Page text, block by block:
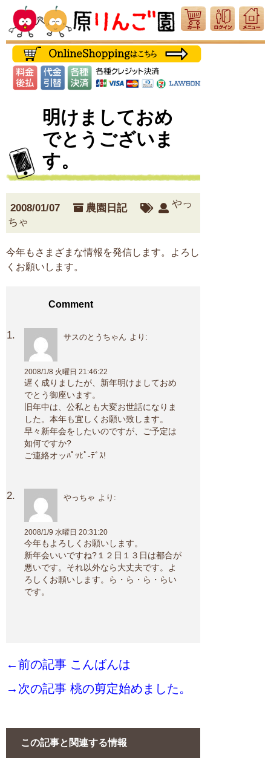
明けましておめ
でとうございま
す。
2008/01/07 農園日記
やっ
ちゃ
今年もさまざまな情報を発信します。よろし
くお願いします。
Comment
サスのとうちゃん より:
2008/1/8 火曜日 21:46:22
遅く成りましたが、新年明けましておめ
でとう御座います。
旧年中は、公私とも大変お世話になりま
した。本年も宜しくお願い致します。
早々新年会をしたいのですが、ご予定は
如何ですか?
ご連絡オッﾊﾟｯﾋﾟ-ﾃﾞｽ!
やっちゃ より:
2008/1/9 水曜日 20:31:20
今年もよろしくお願いします。
新年会いいですね?１２日１３日は都合が
悪いです。それ以外なら大丈夫です。よ
ろしくお願いします。ら・ら・ら・らい
です。
←前の記事 こんばんは
→次の記事 桃の剪定始めました。
この記事と関連する情報